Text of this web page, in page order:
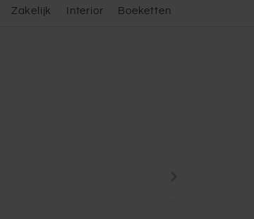
Zakelijk Interior Boeketten